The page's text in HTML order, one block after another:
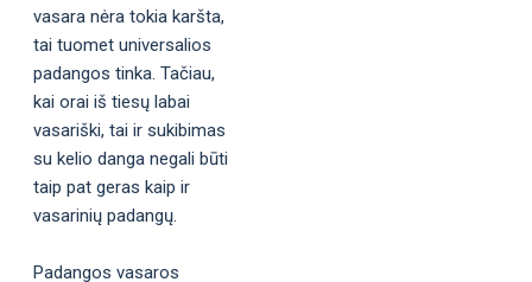
vasara nėra tokia karšta,
tai tuomet universalios
padangos tinka. Tačiau,
kai orai iš tiesų labai
vasariški, tai ir sukibimas
su kelio danga negali būti
taip pat geras kaip ir
vasarinių padangų.
Padangos vasaros